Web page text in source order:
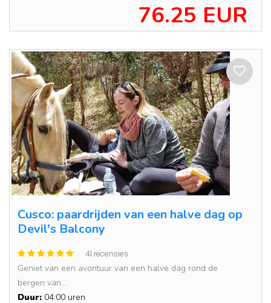
76.25 EUR
Cusco: paardrijden van een halve dag op
Devil's Balcony
41 recensies
Geniet van een avontuur van een halve dag rond de
bergen van...
Duur: 04:00 uren